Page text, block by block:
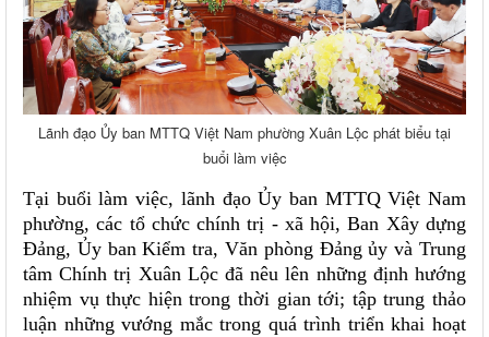
Lãnh đạo Ủy ban MTTQ Việt Nam phường Xuân Lộc phát biểu tại
buổi làm việc
Tại buổi làm việc, lãnh đạo Ủy ban MTTQ Việt Nam
phường, các tổ chức chính trị - xã hội, Ban Xây dựng
Đảng, Ủy ban Kiểm tra, Văn phòng Đảng ủy và Trung
tâm Chính trị Xuân Lộc đã nêu lên những định hướng
nhiệm vụ thực hiện trong thời gian tới; tập trung thảo
luận những vướng mắc trong quá trình triển khai hoạt